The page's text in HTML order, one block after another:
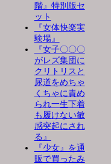
階』特別版セ
ット
『女体快楽実
験場』
『女子〇〇〇
がレズ集団に
クリトリスと
尿道をめちゃ
くちゃに責め
られ一生下着
も履けない敏
感突起にされ
る』
『少女』を通
販で買ったみ